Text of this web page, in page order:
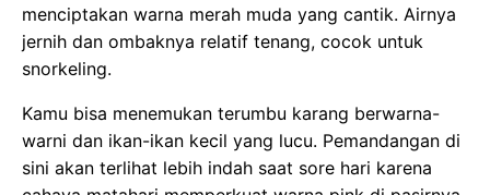
menciptakan warna merah muda yang cantik. Airnya
jernih dan ombaknya relatif tenang, cocok untuk
snorkeling.
Kamu bisa menemukan terumbu karang berwarna-
warni dan ikan-ikan kecil yang lucu. Pemandangan di
sini akan terlihat lebih indah saat sore hari karena